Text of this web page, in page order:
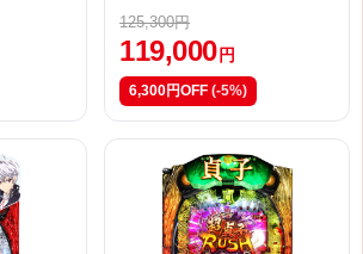
125,300円
119,000円
6,300円OFF (-5%)